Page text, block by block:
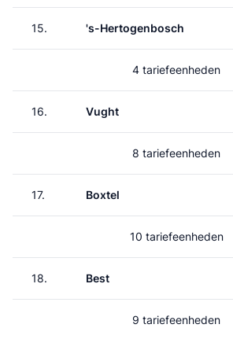
15. 's-Hertogenbosch
4 tariefeenheden
16. Vught
8 tariefeenheden
17. Boxtel
10 tariefeenheden
18. Best
9 tariefeenheden